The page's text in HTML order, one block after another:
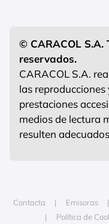
© CARACOL S.A.
reservados.
CARACOL S.A.
las
prestaciones
medios de lectura
resulten
Contacta Emisoras
Política de